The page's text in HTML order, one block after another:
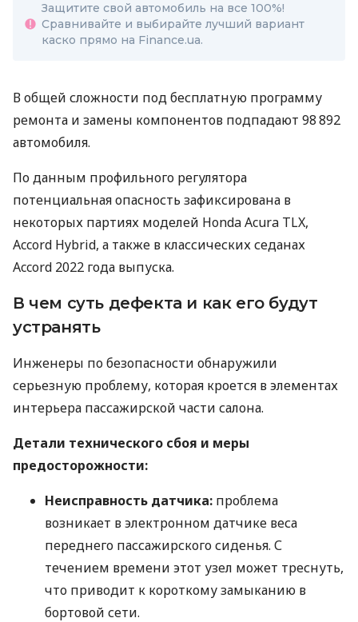
Защитите свой автомобиль на все 100%!
Сравнивайте и выбирайте лучший вариант
каско прямо на Finance.ua.
В общей сложности под бесплатную программу
ремонта и замены компонентов подпадают 98 892
автомобиля.
По данным профильного регулятора
потенциальная опасность зафиксирована в
некоторых партиях моделей Honda Acura TLX,
Accord Hybrid, а также в классических седанах
Accord 2022 года выпуска.
В чем суть дефекта и как его будут
устранять
Инженеры по безопасности обнаружили
серьезную проблему, которая кроется в элементах
интерьера пассажирской части салона.
Детали технического сбоя и меры
предосторожности:
Неисправность датчика: проблема
возникает в электронном датчике веса
переднего пассажирского сиденья. С
течением времени этот узел может треснуть,
что приводит к короткому замыканию в
бортовой сети.